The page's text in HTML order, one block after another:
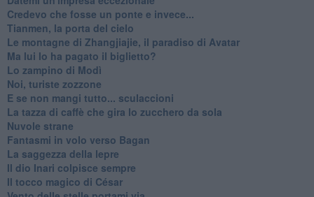
Credevo che fosse un ponte e invece...
Tianmen, la porta del cielo
Le montagne di Zhangjiajie, il paradiso di Avatar
Ma lui lo ha pagato il biglietto?
Lo zampino di Modì
Noi, turiste zozzone
E se non mangi tutto... sculaccioni
La tazza di caffè che gira lo zucchero da sola
Nuvole strane
Fantasmi in volo verso Bagan
La saggezza della lepre
Il dio Inari colpisce sempre
Il tocco magico di César